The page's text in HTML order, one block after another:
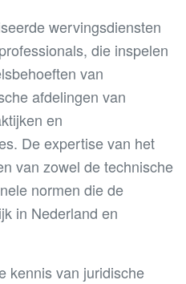
wervingsdiensten
die inspelen
van
afdelingen van
en
De expertise van het
van zowel de technische
normen die de
in Nederland en
kennis van juridische